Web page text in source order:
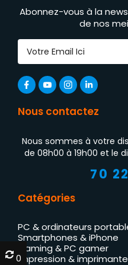
Abonnez-vous à la
de nos
Nous contactez
Nous sommes à votre
de 08h00 à 19h00 et le
70
Catégories
PC & ordinateurs
Smartphones & iPhone
Gaming & PC gamer
Impression &
0
0